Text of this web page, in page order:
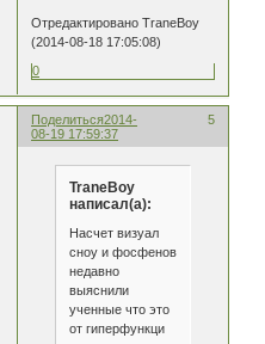
Отредактировано TraneBoy
(2014-08-18 17:05:08)
0
Поделиться 5
2014-
08-19 17:59:37
TraneBoy
написал(а):
Насчет визуал
сноу и фосфенов
недавно
выяснили
ученные что это
от гиперфункци